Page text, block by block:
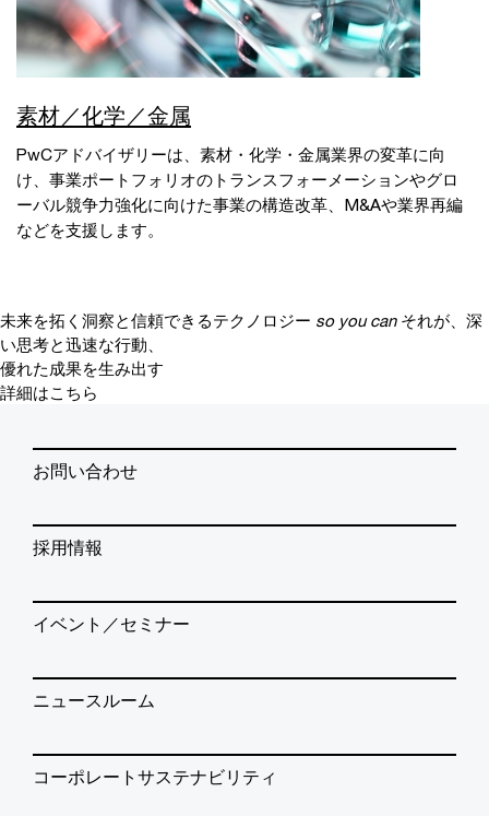
素材／化学／金属
PwCアドバイザリーは、素材・化学・金属業界の変革に向
け、事業ポートフォリオのトランスフォーメーションやグロ
ーバル競争力強化に向けた事業の構造改革、M&Aや業界再編
などを支援します。
未来を拓く洞察と信頼できるテクノロジー so you can それが、深
い思考と迅速な行動、
優れた成果を生み出す
詳細はこちら
お問い合わせ
採用情報
イベント／セミナー
ニュースルーム
コーポレートサステナビリティ